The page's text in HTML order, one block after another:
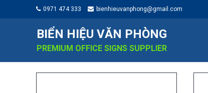
0971 474 333 bienhieuvanphong@gmail.com
BIỂN HIỆU VĂN PHÒNG
PREMIUM OFFICE SIGNS SUPPLIER